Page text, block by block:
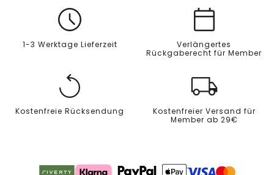
1-3 Werktage Lieferzeit
Verlängertes
Rückgaberecht für Member
Kostenfreie Rücksendung
Kostenfreier Versand für
Member ab 29€